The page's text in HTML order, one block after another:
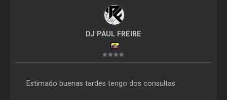
DJ PAUL FREIRE
Estimado buenas tardes tengo dos consultas